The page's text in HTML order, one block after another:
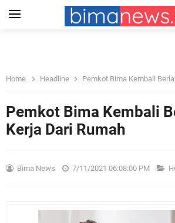
Home Headline Pemkot Bima Kembali
Pemkot Bima Kembali
Kerja Dari Rumah
Bima News 7/11/2021 06:08:00 PM